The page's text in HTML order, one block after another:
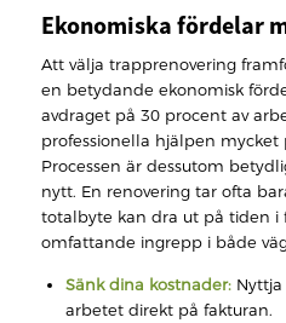
Ekonomiska fördelar
Att välja trapprenovering
en betydande ekonomisk
avdraget på 30 procent av
professionella hjälpen mycket
Processen är dessutom
nytt. En renovering tar ofta
totalbyte kan dra ut på tiden i
omfattande ingrepp i både
Sänk dina kostnader:Nyttja
arbetet direkt på fakturan.